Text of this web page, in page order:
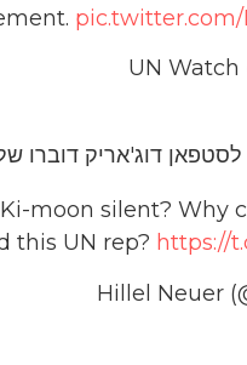
pic.twitter.com/
moon silent? Why
this UN rep? https://